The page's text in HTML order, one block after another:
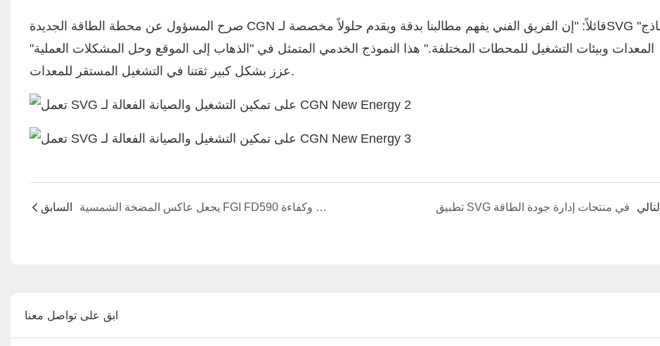
صرح المسؤول عن محطة الطاقة الجديدة CGN قائلاً: "إن الفريق الفني يفهم مطالبنا بدقة ويقدم حلولاً مخصصة لـSVG "نماذج
المعدات وبيئات التشغيل للمحطات المختلفة." هذا النموذج الخدمي المتمثل في "الذهاب إلى الموقع وحل المشكلات العملية"
عزز بشكل كبير ثقتنا في التشغيل المستقر للمعدات.
السابق يجعل عاكس المضخة الشمسية FGI FD590 إنتاج الملح أكثر خضرة وكفاءة تطبيق SVG في منتجات إدارة جودة الطاقة التالي
ابق على تواصل معنا